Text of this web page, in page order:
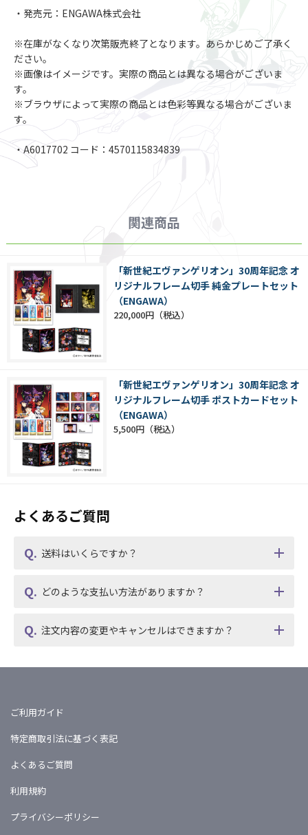
・発売元：ENGAWA株式会社
※在庫がなくなり次第販売終了となります。あらかじめご了承く
ださい。
※画像はイメージです。実際の商品とは異なる場合がございま
す。
※ブラウザによって実際の商品とは色彩等異なる場合がございま
す。
・A6017702 コード：4570115834839
関連商品
「新世紀エヴァンゲリオン」30周年記念 オ
リジナルフレーム切手 純金プレートセット
（ENGAWA）
220,000円
「新世紀エヴァンゲリオン」30周年記念 オ
リジナルフレーム切手 ポストカードセット
（ENGAWA）
5,500円
よくあるご質問
送料はいくらですか？
どのような支払い方法がありますか？
注文内容の変更やキャンセルはできますか？
ご利用ガイド
特定商取引法に基づく表記
よくあるご質問
利用規約
プライバシーポリシー